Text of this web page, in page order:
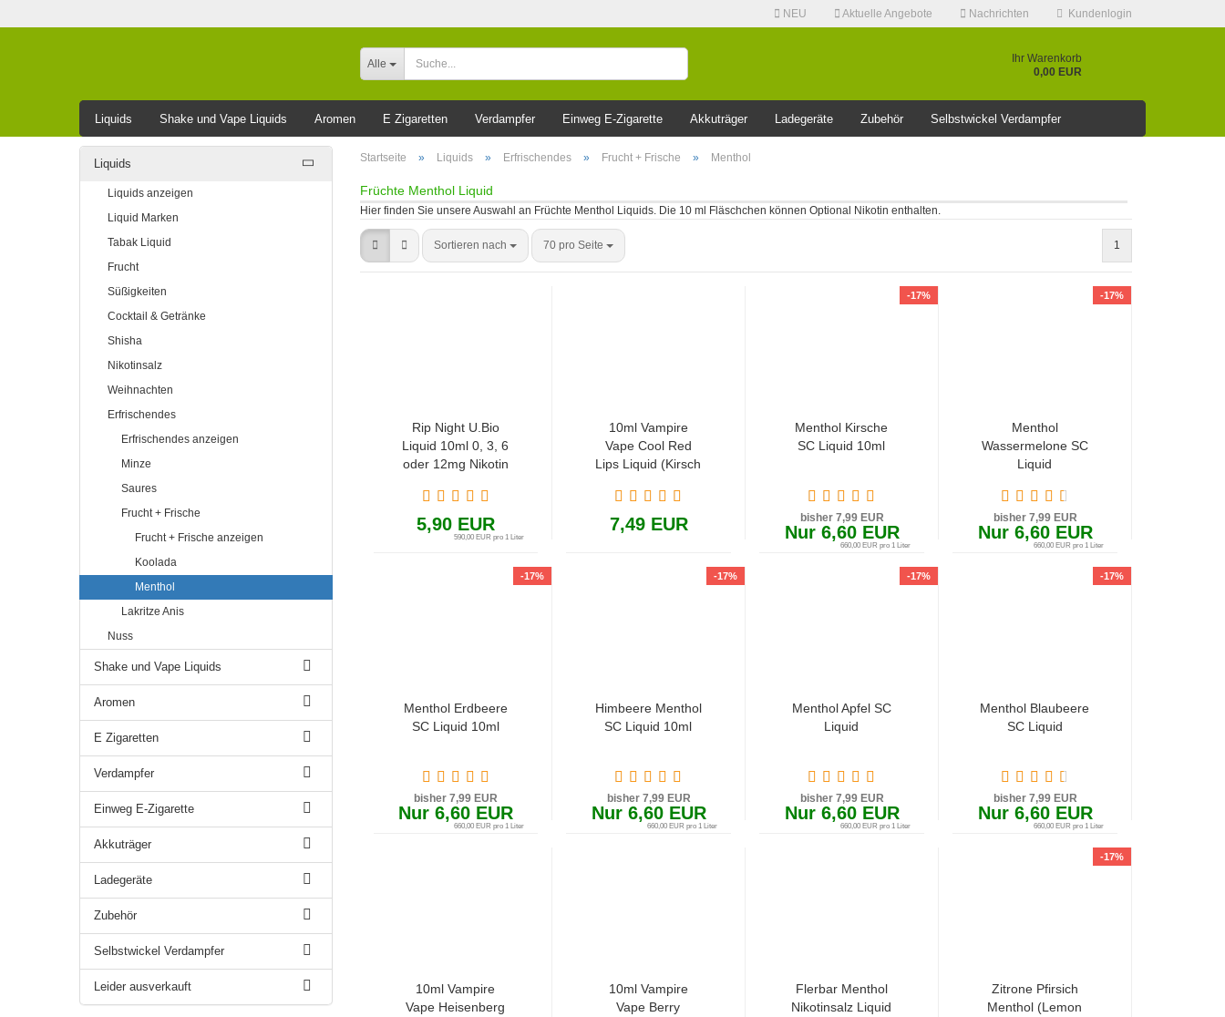
NEU Aktuelle Angebote Nachrichten Kundenlogin
Alle
Ihr Warenkorb
0,00 EUR
Liquids Shake und Vape Liquids Aromen E Zigaretten Verdampfer Einweg E-Zigarette Akkuträger Ladegeräte Zubehör Selbstwickel Verdampfer
Leider ausverkauft Startseite » Liquids » Erfrischendes » Frucht + Frische » Menthol
Früchte Menthol Liquid
Hier finden Sie unsere Auswahl an Früchte Menthol Liquids. Die 10 ml Fläschchen können Optional Nikotin enthalten.
Sortieren nach 70 pro Seite 1
Rip Night U.Bio
Liquid 10ml 0, 3, 6
oder 12mg Nikotin
und Menthol)
5,90 EUR
590,00 EUR pro 1 Liter
10ml Vampire
Vape Cool Red
Lips Liquid (Kirsch
7,49 EUR
-17%
Menthol Kirsche
SC Liquid 10ml
bisher 7,99 EUR
Nur 6,60 EUR
660,00 EUR pro 1 Liter
-17%
Menthol
Wassermelone SC
Liquid
bisher 7,99 EUR
Nur 6,60 EUR
660,00 EUR pro 1 Liter
-17%
Menthol Erdbeere
SC Liquid 10ml
bisher 7,99 EUR
Nur 6,60 EUR
660,00 EUR pro 1 Liter
-17%
Himbeere Menthol
SC Liquid 10ml
bisher 7,99 EUR
Nur 6,60 EUR
660,00 EUR pro 1 Liter
-17%
Menthol Apfel SC
Liquid
bisher 7,99 EUR
Nur 6,60 EUR
660,00 EUR pro 1 Liter
-17%
Menthol Blaubeere
SC Liquid
bisher 7,99 EUR
Nur 6,60 EUR
660,00 EUR pro 1 Liter
10ml Vampire
Vape Heisenberg
10ml Vampire
Vape Berry
Flerbar Menthol
Nikotinsalz Liquid
-17%
Zitrone Pfirsich
Menthol (Lemon
Liquids
Liquids anzeigen
Liquid Marken
Tabak Liquid
Frucht
Süßigkeiten
Cocktail & Getränke
Shisha
Nikotinsalz
Weihnachten
Erfrischendes
Erfrischendes anzeigen
Minze
Saures
Frucht + Frische
Frucht + Frische anzeigen
Koolada
Menthol
Lakritze Anis
Nuss
Shake und Vape Liquids
Aromen
E Zigaretten
Verdampfer
Einweg E-Zigarette
Akkuträger
Ladegeräte
Zubehör
Selbstwickel Verdampfer
Leider ausverkauft